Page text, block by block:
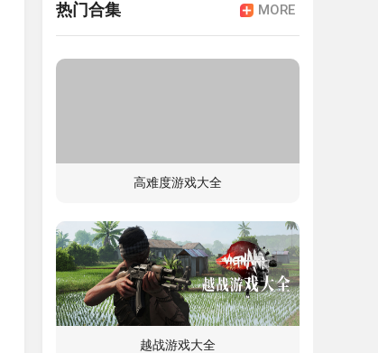
热门合集 MORE
高难度游戏大全
越战游戏大全